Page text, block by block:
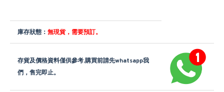
庫存狀態： 無現貨，需要預訂。
存貨及價格資料僅供參考,購買前請先whatsapp我
們，售完即止。